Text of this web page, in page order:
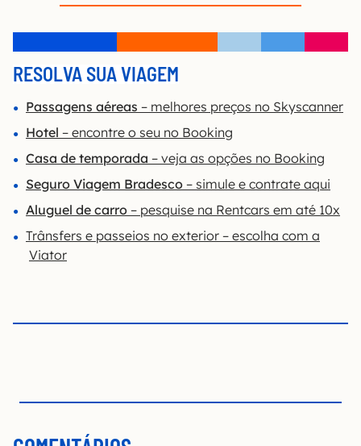
RESOLVA SUA VIAGEM
Passagens aéreas – melhores preços no Skyscanner
Hotel – encontre o seu no Booking
Casa de temporada – veja as opções no Booking
Seguro Viagem Bradesco – simule e contrate aqui
Aluguel de carro – pesquise na Rentcars em até 10x
Trânsfers e passeios no exterior – escolha com a
Viator